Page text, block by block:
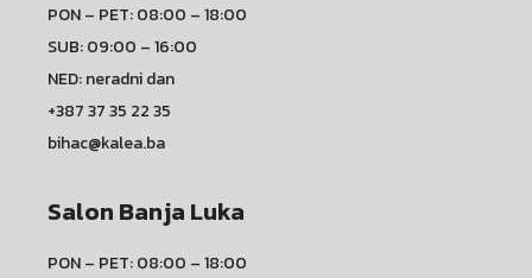
PON – PET: 08:00 – 18:00
SUB: 09:00 – 16:00
NED: neradni dan
+387 37 35 22 35
bihac@kalea.ba
Salon Banja Luka
PON – PET: 08:00 – 18:00